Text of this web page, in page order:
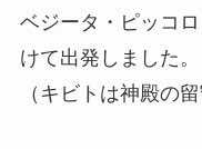
ベジータ・ピッコ
けて出発しました。
（キビトは神殿の